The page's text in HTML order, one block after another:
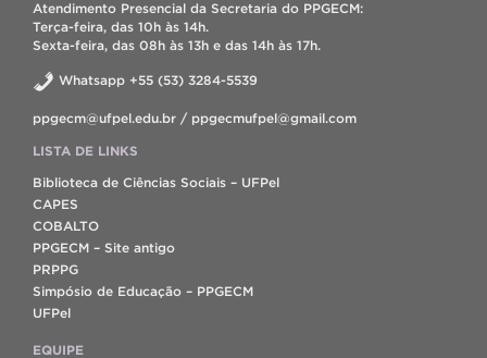
Atendimento Presencial da Secretaria do PPGECM:
Terça-feira, das 10h às 14h.
Sexta-feira, das 08h às 13h e das 14h às 17h.
Whatsapp +55 (53) 3284-5539
ppgecm@ufpel.edu.br / ppgecmufpel@gmail.com
LISTA DE LINKS
Biblioteca de Ciências Sociais – UFPel
CAPES
COBALTO
PPGECM – Site antigo
PRPPG
Simpósio de Educação – PPGECM
UFPel
EQUIPE